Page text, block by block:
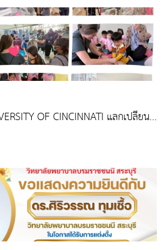
OF CINCINNATI แลกเปลี่ยน
มให้บริการวิชาการแก่ชุมชน